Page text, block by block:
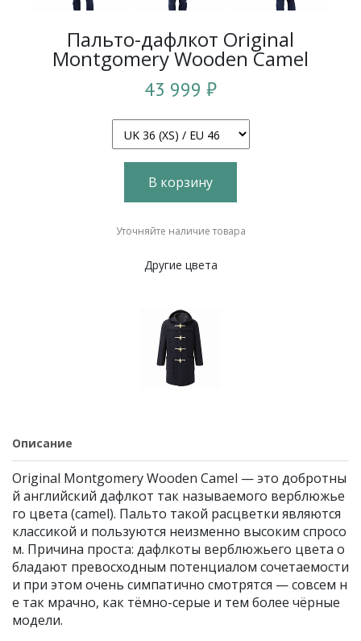
Пальто-дафлкот Original
Montgomery Wooden Camel
43 999 ₽
В корзину
Уточняйте наличие товара
Другие цвета
Описание
Original Montgomery Wooden Camel — это добротны
й английский дафлкот так называемого верблюжье
го цвета (camel). Пальто такой расцветки являются
классикой и пользуются неизменно высоким спросо
м. Причина проста: дафлкоты верблюжьего цвета о
бладают превосходным потенциалом сочетаемости
и при этом очень симпатично смотрятся — совсем н
е так мрачно, как тёмно-серые и тем более чёрные
модели.